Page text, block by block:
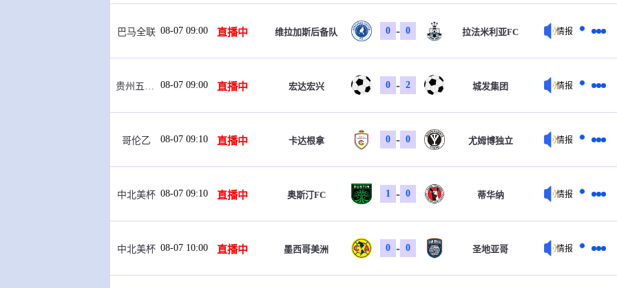
巴马全联 08-07 09:00 直播中 维拉加斯后备队 0 - 0 拉法米利亚FC 情报
贵州五峰杯 08-07 09:00 直播中 宏达宏兴 0 - 2 城发集团 情报
哥伦乙 08-07 09:10 直播中 卡达根拿 0 - 0 尤姆博独立 情报
中北美杯 08-07 09:10 直播中 奥斯汀FC 1 - 0 蒂华纳 情报
中北美杯 08-07 10:00 直播中 墨西哥美洲 0 - 0 圣地亚哥 情报